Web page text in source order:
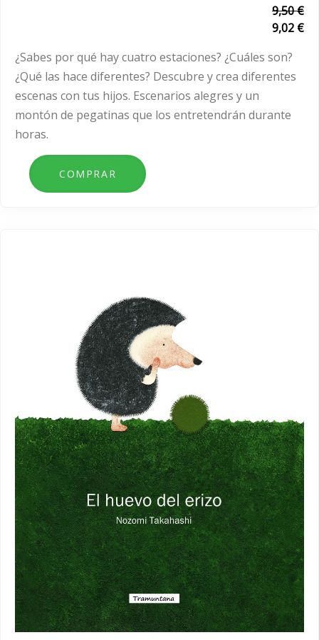
9,50 €
9,02 €
¿Sabes por qué hay cuatro estaciones? ¿Cuáles son?
¿Qué las hace diferentes? Descubre y crea diferentes
escenas con tus hijos. Escenarios alegres y un
montón de pegatinas que los entretendrán durante
horas.